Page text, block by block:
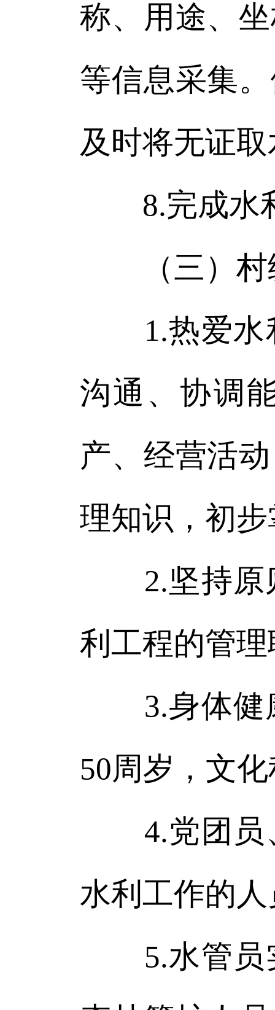
称、用途、
等信息采集
及时将无证
8.完成水利
（三）
1.热爱水利
沟通、协调
产、经营活
理知识，初
2.坚持原则
利工程的管
3.身体健康
50周岁，文
4.党团员、
水利工作的
5.水管员实